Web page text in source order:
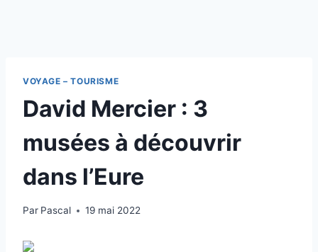
VOYAGE – TOURISME
David Mercier : 3
musées à découvrir
dans l’Eure
Par Pascal 19 mai 2022